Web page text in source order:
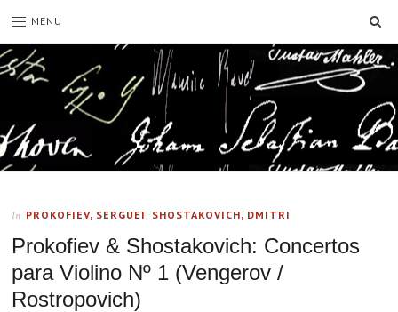
MENU
In PROKOFIEV, SERGUEI , SHOSTAKOVICH, DMITRI
Prokofiev & Shostakovich: Concertos
para Violino Nº 1 (Vengerov /
Rostropovich)